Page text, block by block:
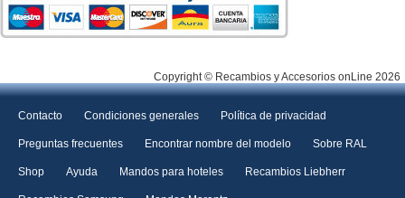
Copyright © Recambios y Accesorios onLine 2026
Contacto Condiciones generales Política de privacidad
Preguntas frecuentes Encontrar nombre del modelo Sobre RAL
Shop Ayuda Mandos para hoteles Recambios Liebherr